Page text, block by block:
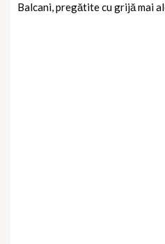
Balcani, pregătite cu grijă mai